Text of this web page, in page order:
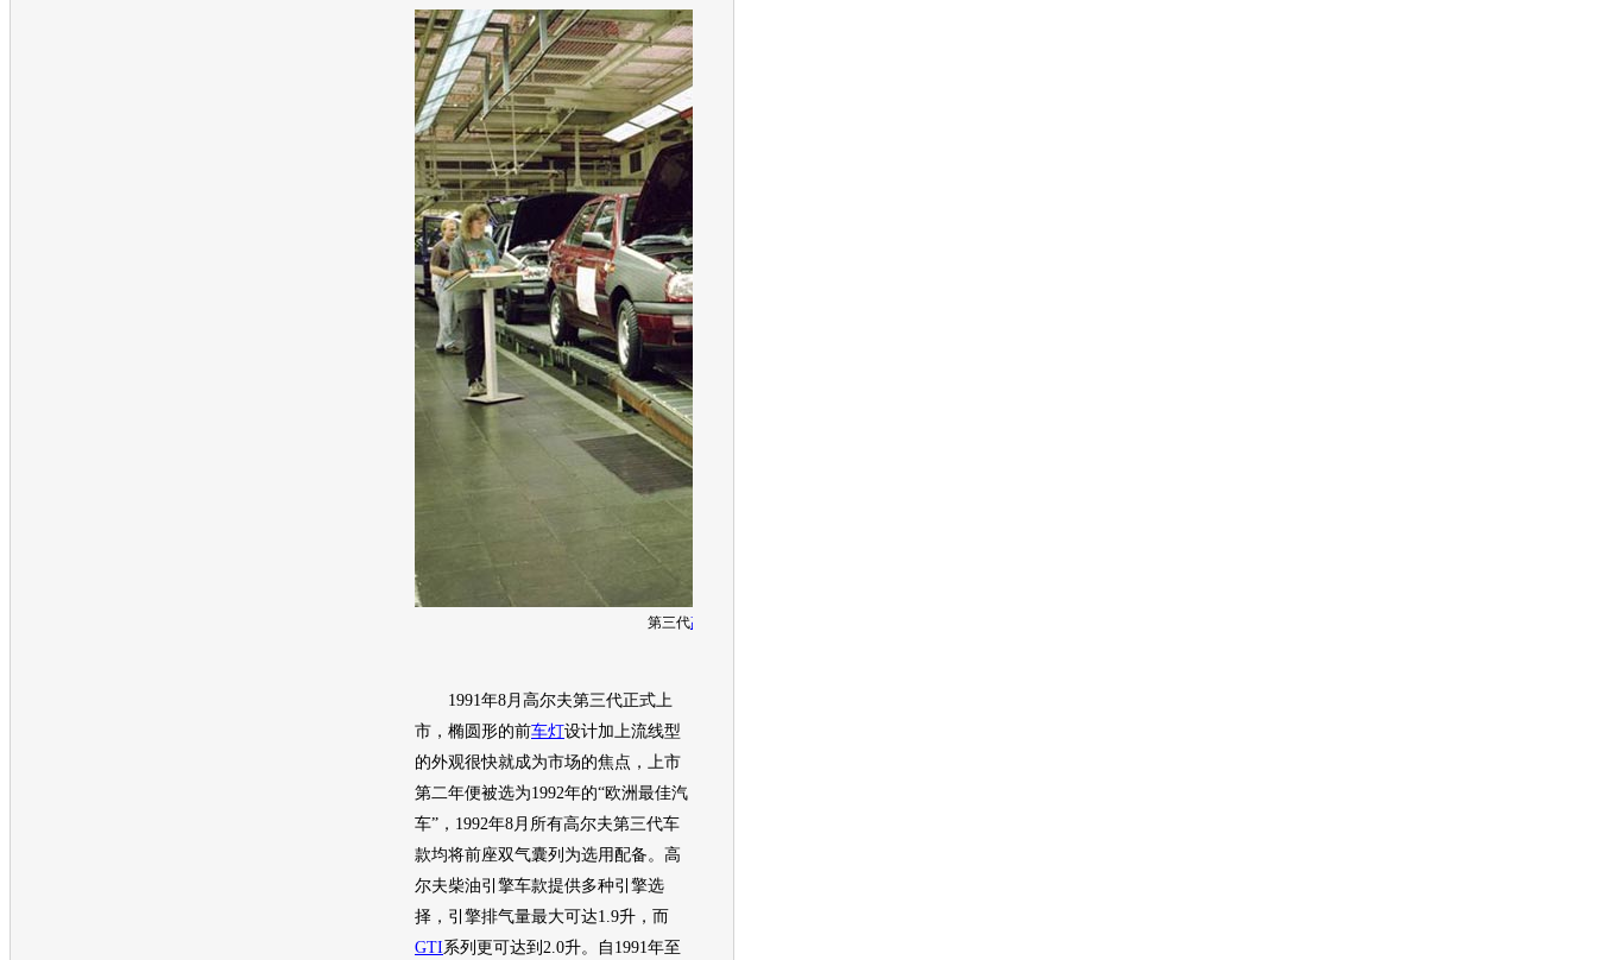
第三代高尔夫
1991年8月 高尔夫第三代正式上
市，椭圆形的前车灯设计加上流线型
的外观很快就成为市场的焦点，上市
第二年便被选为1992年的“欧洲最佳汽
车”，1992年8月所有高尔夫第三代车
款均将前座双气囊列为选用配备。 高
尔夫柴油引擎车款提供多种引擎选
择，引擎排气量最大可达1.9升，而
GTI 系列更可达到2.0升。自1991年至